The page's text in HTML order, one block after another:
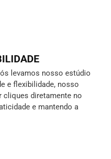
levamos nosso estúdio
e flexibilidade, nosso
cliques diretamente no
e mantendo a